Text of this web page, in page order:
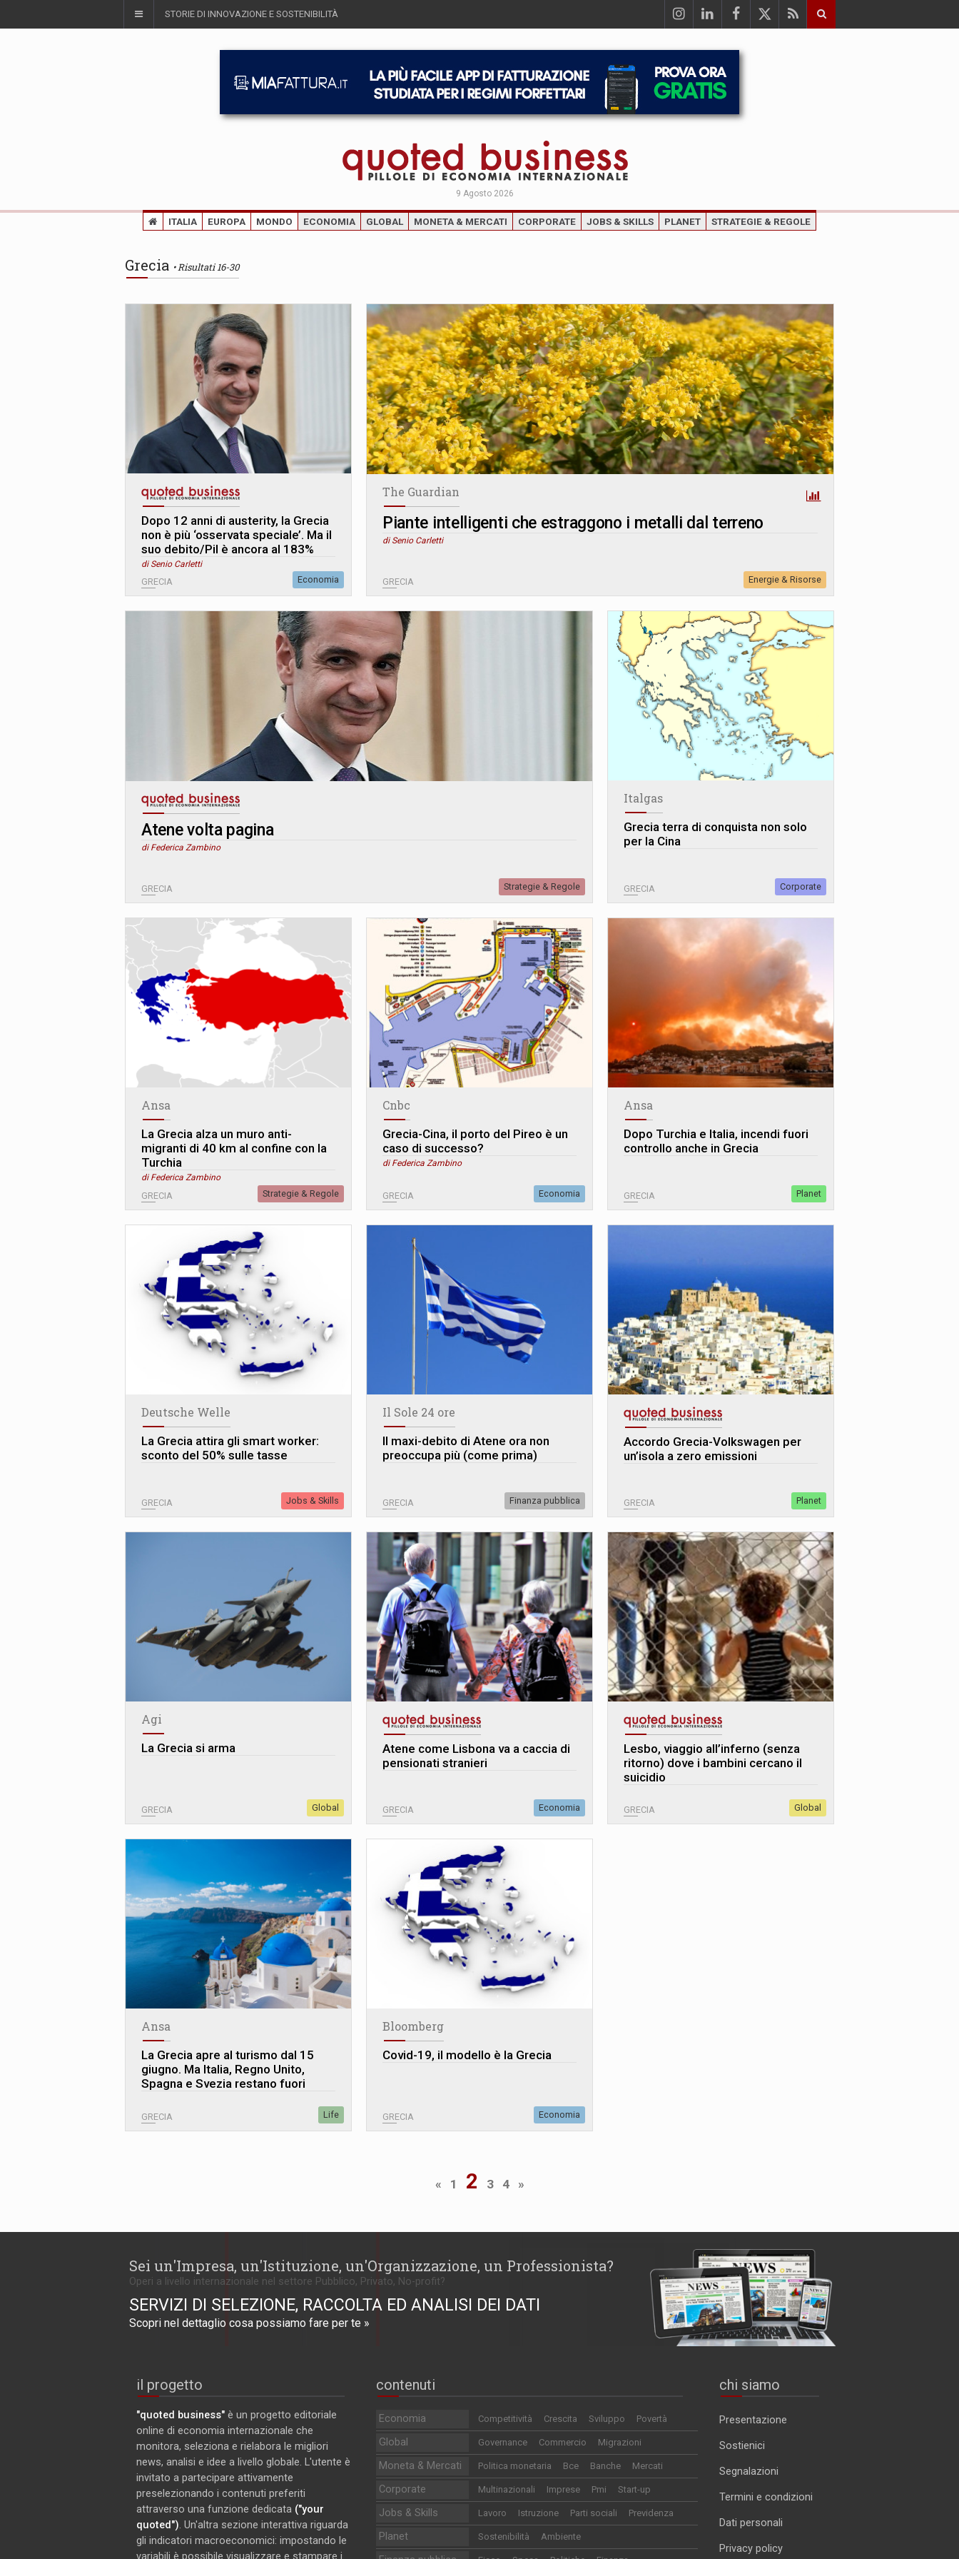
STORIE DI INNOVAZIONE E SOSTENIBILITÀ
9 Agosto 2026
ITALIA EUROPA MONDO ECONOMIA GLOBAL MONETA & MERCATI CORPORATE JOBS & SKILLS PLANET STRATEGIE & REGOLE
Grecia Risultati 16-30
Dopo 12 anni di austerity, la Grecia
non è più ‘osservata speciale’. Ma il
suo debito/Pil è ancora al 183%
di Senio Carletti
GRECIA Economia
The Guardian
Piante intelligenti che estraggono i metalli dal terreno
di Senio Carletti
GRECIA Energie & Risorse
Atene volta pagina
di Federica Zambino
GRECIA Strategie & Regole
Italgas
Grecia terra di conquista non solo
per la Cina
GRECIA Corporate
Ansa
La Grecia alza un muro anti-
migranti di 40 km al confine con la
Turchia
di Federica Zambino
GRECIA Strategie & Regole
Cnbc
Grecia-Cina, il porto del Pireo è un
caso di successo?
di Federica Zambino
GRECIA Economia
Ansa
Dopo Turchia e Italia, incendi fuori
controllo anche in Grecia
GRECIA Planet
Deutsche Welle
La Grecia attira gli smart worker:
sconto del 50% sulle tasse
GRECIA Jobs & Skills
Il Sole 24 ore
Il maxi-debito di Atene ora non
preoccupa più (come prima)
GRECIA Finanza pubblica
Accordo Grecia-Volkswagen per
un’isola a zero emissioni
GRECIA Planet
Agi
La Grecia si arma
GRECIA Global
Atene come Lisbona va a caccia di
pensionati stranieri
GRECIA Economia
Lesbo, viaggio all’inferno (senza
ritorno) dove i bambini cercano il
suicidio
GRECIA Global
Ansa
La Grecia apre al turismo dal 15
giugno. Ma Italia, Regno Unito,
Spagna e Svezia restano fuori
GRECIA Life
Bloomberg
Covid-19, il modello è la Grecia
GRECIA Economia
« 1 2 3 4 »
Sei un'Impresa, un'Istituzione, un'Organizzazione, un Professionista?
Operi a livello internazionale nel settore Pubblico, Privato, No-profit?
SERVIZI DI SELEZIONE, RACCOLTA ED ANALISI DEI DATI
Scopri nel dettaglio cosa possiamo fare per te »
il progetto
"quoted business" è un progetto editoriale
online di economia internazionale che
monitora, seleziona e rielabora le migliori
news, analisi e idee a livello globale. L'utente è
invitato a partecipare attivamente
preselezionando i contenuti preferiti
attraverso una funzione dedicata ("your
quoted"). Un'altra sezione interattiva riguarda
gli indicatori macroeconomici: impostando le
contenuti
Economia Competitività Crescita Sviluppo Povertà
Global Governance Commercio Migrazioni
Moneta & Mercati Politica monetaria Bce Banche Mercati
Corporate Multinazionali Imprese Pmi Start-up
Jobs & Skills Lavoro Istruzione Parti sociali Previdenza
Planet Sostenibilità Ambiente
chi siamo
Presentazione
Sostienici
Segnalazioni
Termini e condizioni
Dati personali
Privacy policy